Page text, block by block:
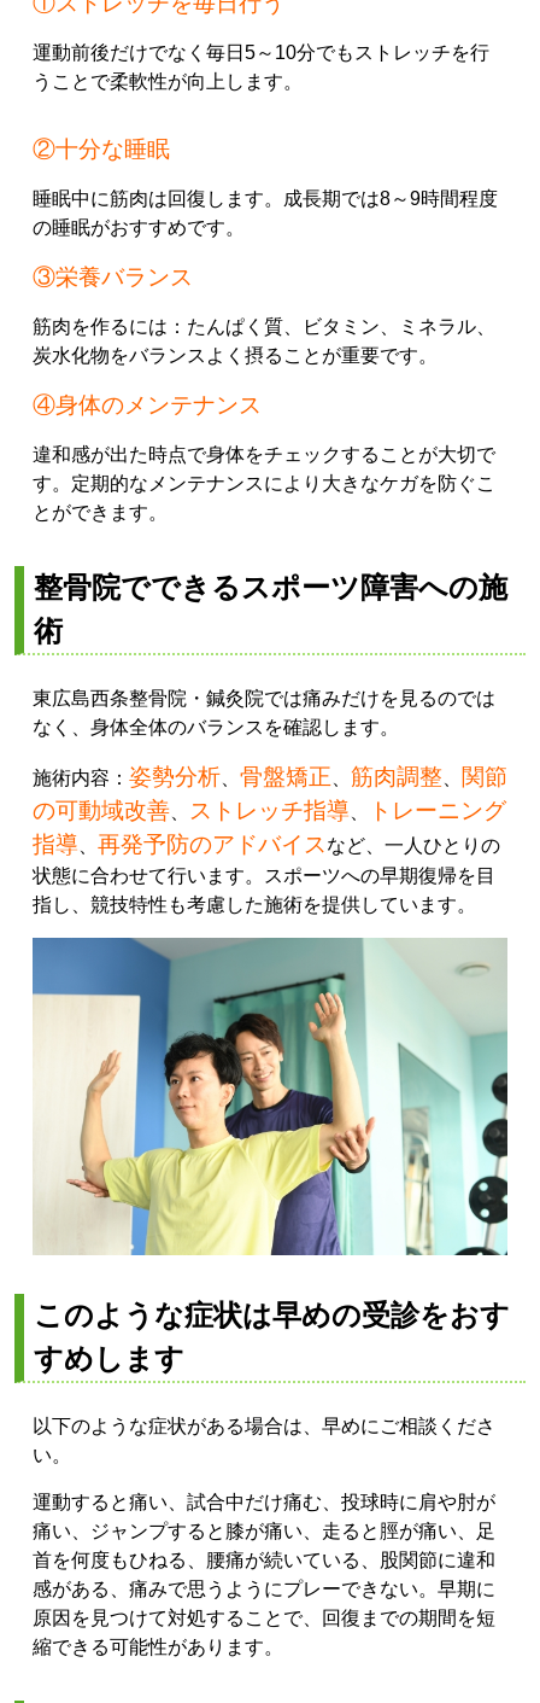
運動前後だけでなく毎日5～10分でもストレッチを行
うことで柔軟性が向上します。
②十分な睡眠
睡眠中に筋肉は回復します。成長期では8～9時間程度
の睡眠がおすすめです。
③栄養バランス
筋肉を作るには：たんぱく質、ビタミン、ミネラル、
炭水化物をバランスよく摂ることが重要です。
④身体のメンテナンス
違和感が出た時点で身体をチェックすることが大切で
す。定期的なメンテナンスにより大きなケガを防ぐこ
とができます。
整骨院でできるスポーツ障害への施
術
東広島西条整骨院・鍼灸院では痛みだけを見るのでは
なく、身体全体のバランスを確認します。
施術内容： 姿勢分析 骨盤矯正 筋肉調整
関節
の可動域改善
ストレッチ指導
トレーニング
指導
再発予防のアドバイス など、一人ひとりの
状態に合わせて行います。スポーツへの早期復帰を目
指し、競技特性も考慮した施術を提供しています。
このような症状は早めの受診をおす
すめします
以下のような症状がある場合は、早めにご相談くださ
い。
運動すると痛い、試合中だけ痛む、投球時に肩や肘が
痛い、ジャンプすると膝が痛い、走ると脛が痛い、足
首を何度もひねる、腰痛が続いている、股関節に違和
感がある、痛みで思うようにプレーできない。早期に
原因を見つけて対処することで、回復までの期間を短
縮できる可能性があります。